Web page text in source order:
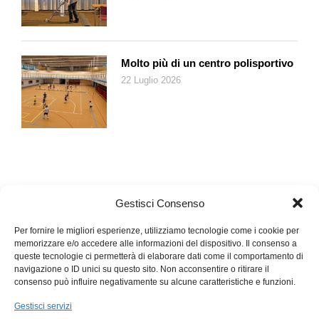
Gestisci Consenso
Per fornire le migliori esperienze, utilizziamo tecnologie come i cookie per
memorizzare e/o accedere alle informazioni del dispositivo. Il consenso a
queste tecnologie ci permetterà di elaborare dati come il comportamento di
navigazione o ID unici su questo sito. Non acconsentire o ritirare il
consenso può influire negativamente su alcune caratteristiche e funzioni.
Gestisci servizi
spesso in un barattolo anziché in una bottiglia!
Molto più di un centro polisportivo
22 Luglio 2026